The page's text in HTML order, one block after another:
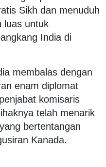
Sikh dan menuduh
luas untuk
India di
membalas dengan
enam diplomat
komisaris
telah menarik
bertentangan
Kanada.